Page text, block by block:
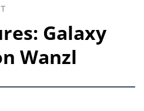
Galaxy
Wanzl